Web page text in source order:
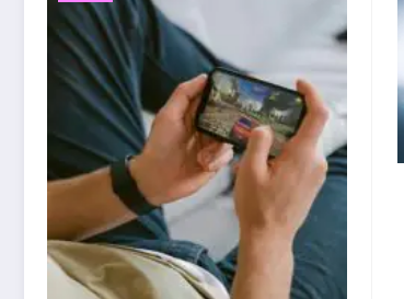
Online-kasinot
Suomessa: digitaalisen
pelaamisen nousu